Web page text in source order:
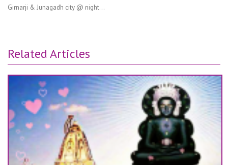
Girnarji & Junagadh city @ night…
Related Articles